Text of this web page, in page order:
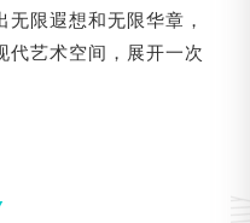
限遐想和无限华章，
代艺术空间，展开一次